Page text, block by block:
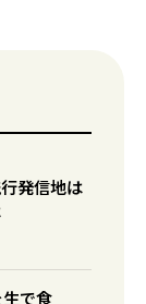
発信地は
で食